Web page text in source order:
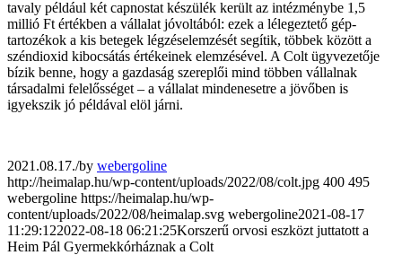
tavaly például két capnostat készülék került az intézménybe 1,5
millió Ft értékben a vállalat jóvoltából: ezek a lélegeztető gép-
tartozékok a kis betegek légzéselemzését segítik, többek között a
széndioxid kibocsátás értékeinek elemzésével. A Colt ügyvezetője
bízik benne, hogy a gazdaság szereplői mind többen vállalnak
társadalmi felelősséget – a vállalat mindenesetre a jövőben is
igyekszik jó példával elöl járni.
2021.08.17./by webergoline
http://heimalap.hu/wp-content/uploads/2022/08/colt.jpg 400 495
webergoline https://heimalap.hu/wp-
content/uploads/2022/08/heimalap.svg webergoline2021-08-17
11:29:122022-08-18 06:21:25Korszerű orvosi eszközt juttatott a
Heim Pál Gyermekkórháznak a Colt